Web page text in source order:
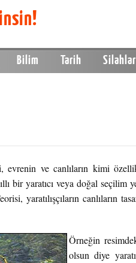
Bilim Tarih Silahlar
evrenin ve canlıların kimi
bir yaratıcı veya doğal seçilim
yaratılışçıların canlıların
Örneğin
olsun diye